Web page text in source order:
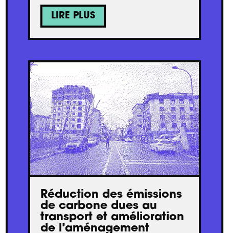
LIRE PLUS
Réduction des émissions
de carbone dues au
transport et amélioration
de l’aménagement